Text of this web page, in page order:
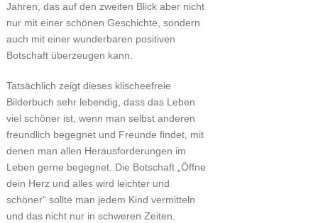
Jahren, das auf den zweiten Blick aber nicht
nur mit einer schönen Geschichte, sondern
auch mit einer wunderbaren positiven
Botschaft überzeugen kann.
Tatsächlich zeigt dieses klischeefreie
Bilderbuch sehr lebendig, dass das Leben
viel schöner ist, wenn man selbst anderen
freundlich begegnet und Freunde findet, mit
denen man allen Herausforderungen im
Leben gerne begegnet. Die Botschaft „Öffne
dein Herz und alles wird leichter und
schöner“ sollte man jedem Kind vermitteln
und das nicht nur in schweren Zeiten.